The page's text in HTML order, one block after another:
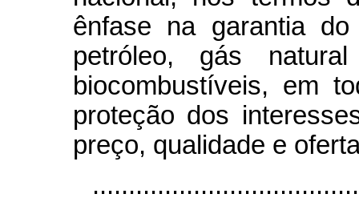
ênfase na garantia
petróleo, gás
biocombustíveis, em
proteção dos
preço, qualidade e